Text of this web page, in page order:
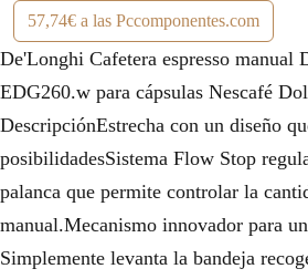
57,74€ a las Pccomponentes.com
De'Longhi Cafetera espresso manual
EDG260.w para cápsulas Nescafé
DescripciónEstrecha con un diseño
posibilidadesSistema Flow Stop
palanca que permite controlar la
manual.Mecanismo innovador para
Simplemente levanta la bandeja